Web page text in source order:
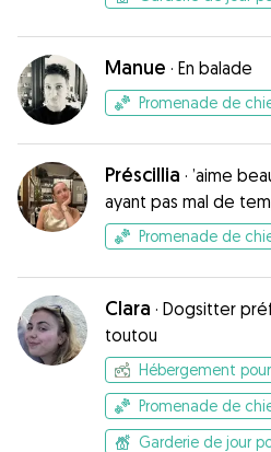
Manue · En balade
Promenade de
Préscillia · ’aime
ayant pas mal de
passer en bonne
Promenade de
Clara · Dogsitter
toutou
Hébergement
Promenade de
Garderie de jour